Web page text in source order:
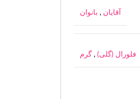
آقایان , بانوان
فلورال (گلی) , گرم